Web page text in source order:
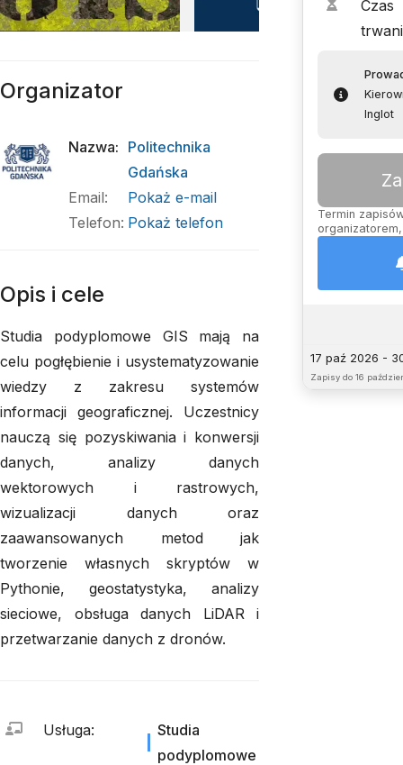
Czas
Inglot
Termin
17 paź 2026 -
Zapisy do 16
Organizator
Nazwa: Politechnika
Gdańska
Email:
Pokaż e-mail
Telefon: Pokaż telefon
Opis i cele
Studia podyplomowe GIS mają na
celu pogłębienie i usystematyzowanie
wiedzy z zakresu systemów
informacji geograficznej. Uczestnicy
nauczą się pozyskiwania i konwersji
danych, analizy danych
wektorowych i rastrowych,
wizualizacji danych oraz
zaawansowanych metod jak
tworzenie własnych skryptów w
Pythonie, geostatystyka, analizy
sieciowe, obsługa danych LiDAR i
przetwarzanie danych z dronów.
Usługa:
Studia
podyplomowe